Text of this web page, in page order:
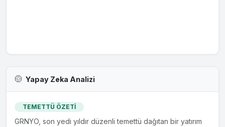
Yapay Zeka Analizi
TEMETTÜ ÖZETİ
GRNYO, son yedi yıldır düzenli temettü dağıtan bir yatırım